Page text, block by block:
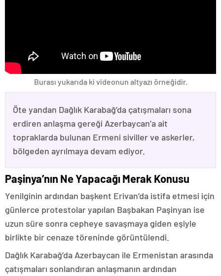
Burası yukarıda ki videonun altyazı örneğidir.
Öte yandan Dağlık Karabağ’da çatışmaları sona
erdiren anlaşma gereği Azerbaycan’a ait
topraklarda bulunan Ermeni siviller ve askerler,
bölgeden ayrılmaya devam ediyor.
Paşinya’nın Ne Yapacağı Merak Konusu
Yenilginin ardından başkent Erivan’da istifa etmesi için
günlerce protestolar yapılan Başbakan Paşinyan ise
uzun süre sonra cepheye savaşmaya giden eşiyle
birlikte bir cenaze töreninde görüntülendi.
Dağlık Karabağ’da Azerbaycan ile Ermenistan arasında
çatışmaları sonlandıran anlaşmanın ardından